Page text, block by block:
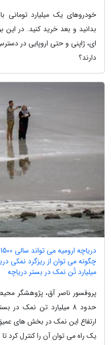
خودروهای یک میلیارد تومانی
بدانید و بعد خرید کنید. در
ای، ژاپنی و حتی اروپایی در
دارند؟
میلیارد تُن نمک در بستر دریاچه
پروفسور ناصر آق، پژوهشگر
حدود 8 میلیارد تن نمک
یک راه می توان آن را کنترل کرد